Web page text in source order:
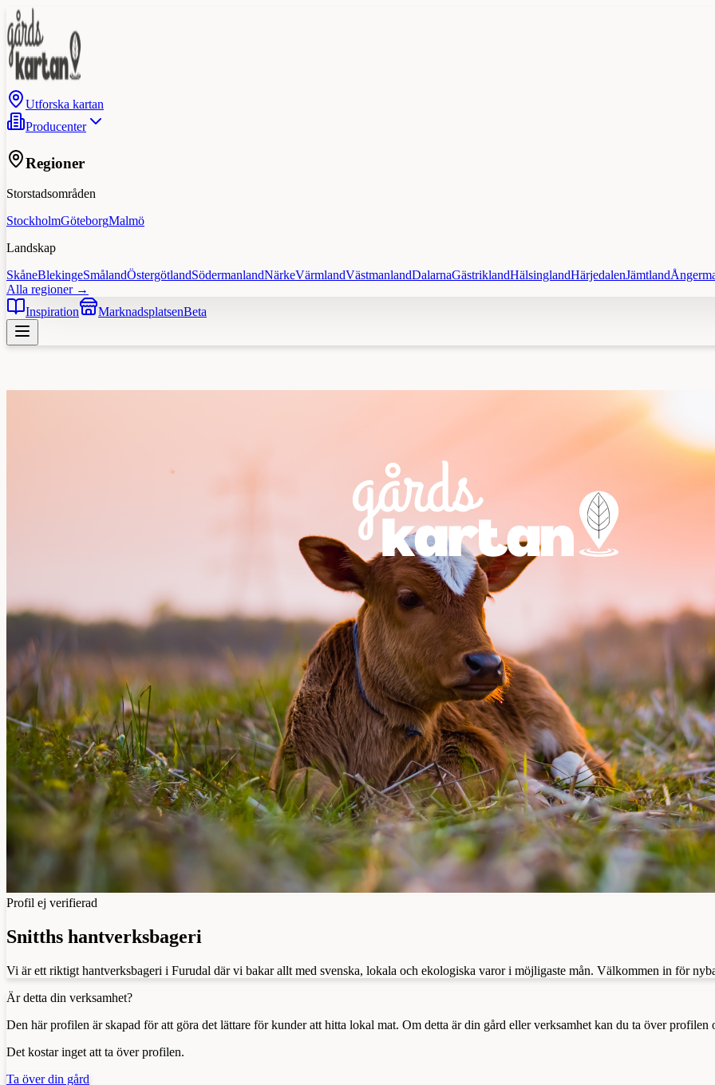
Utforska kartan
Producenter
Regioner
Storstadsområden
StockholmGöteborgMalmö
Landskap
SkåneBlekingeSmålandÖstergötlandSödermanlandNärkeVärmlandVästmanlandDalarnaGästriklandHälsinglandHärjedalenJämtland
Alla regioner →
Inspiration
MarknadsplatsenBeta
Profil ej verifierad
Snitths hantverksbageri
Vi är ett riktigt hantverksbageri i Furudal där vi bakar allt med svenska, lokala och ekologiska varor i möjligaste mån. Välkommen in för
Är detta din verksamhet?
Den här profilen är skapad för att göra det lättare för kunder att hitta lokal mat. Om detta är din gård eller verksamhet kan du ta över profilen
Det kostar inget att ta över profilen.
Ta över din gård